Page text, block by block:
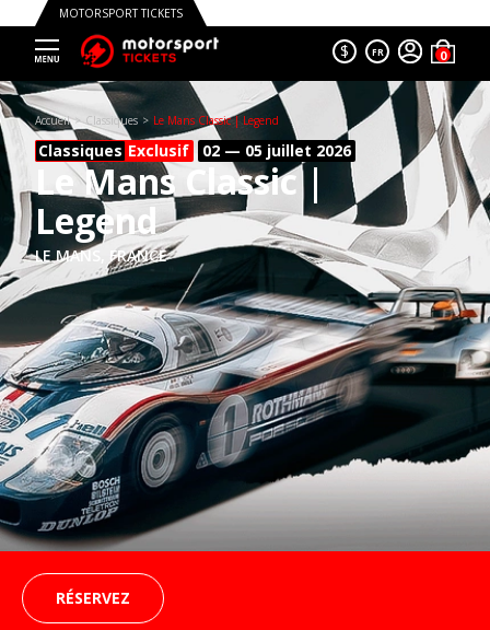
MOTORSPORT TICKETS
$ FR
Accueil Classiques Le Mans Classic | Legend
Classiques Exclusif 02 — 05 juillet 2026
Le Mans Classic |
Legend
LE MANS, FRANCE
RÉSERVEZ